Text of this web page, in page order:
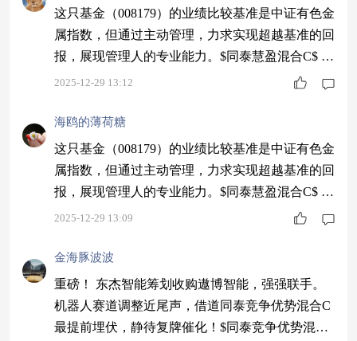
这只基金（008179）的业绩比较基准是中证有色金
属指数，但通过主动管理，力求实现超越基准的回
报，展现管理人的专业能力。$同泰慧盈混合C$ #
挖掘超额收益#
2025-12-29 13:12
海鸥的薄荷糖
这只基金（008179）的业绩比较基准是中证有色金
属指数，但通过主动管理，力求实现超越基准的回
报，展现管理人的专业能力。$同泰慧盈混合C$ #
挖掘超额收益#
2025-12-29 13:09
金海豚波波
重磅！ 东杰智能筹划收购遨博智能，强强联手。
机器人赛道调整近尾声，借道同泰竞争优势混合C
最提前埋伏，静待复牌催化！$同泰竞争优势混合